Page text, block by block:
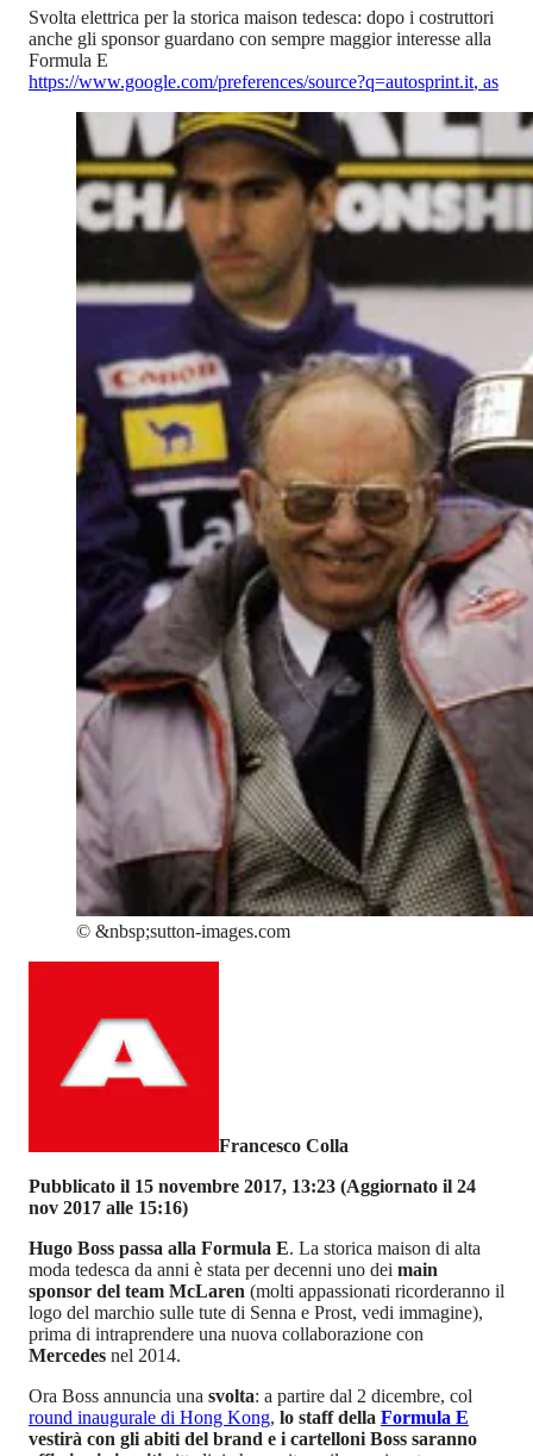
Svolta elettrica per la storica maison tedesca: dopo i costruttori
anche gli sponsor guardano con sempre maggior interesse alla
Formula E
https://www.google.com/preferences/source?q=autosprint.it, as
© &nbsp;sutton-images.com
Francesco Colla
Pubblicato il 15 novembre 2017, 13:23 (Aggiornato il 24
nov 2017 alle 15:16)
Hugo Boss passa alla Formula E. La storica maison di alta
moda tedesca da anni è stata per decenni uno dei main
sponsor del team McLaren (molti appassionati ricorderanno il
logo del marchio sulle tute di Senna e Prost, vedi immagine),
prima di intraprendere una nuova collaborazione con
Mercedes nel 2014.
Ora Boss annuncia una svolta: a partire dal 2 dicembre, col
round inaugurale di Hong Kong, lo staff della Formula E
vestirà con gli abiti del brand e i cartelloni Boss saranno